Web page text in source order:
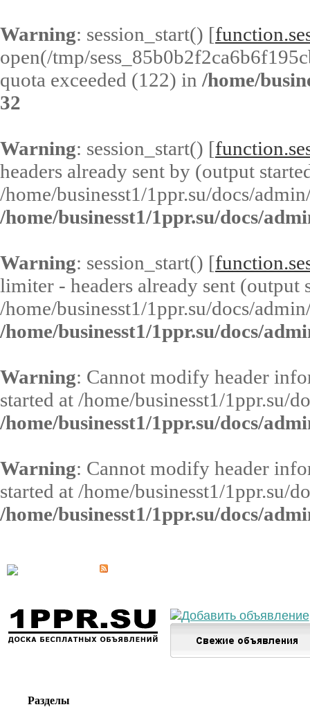
Warning: session_start() [
open(/tmp/
quota exceeded (122) in /home/
32
Warning: session_start() [
headers already sent by (output
/home/businesst1/1ppr.su/docs/
/home/businesst1/1ppr.su/docs/
Warning: session_start() [
limiter - headers already sent (output
/home/businesst1/1ppr.su/docs/
/home/businesst1/1ppr.su/docs/
Warning: Cannot modify header
started at /home/businesst1/1ppr.su/
/home/businesst1/1ppr.su/docs/
Warning: Cannot modify header
started at /home/businesst1/1ppr.su/
/home/businesst1/1ppr.su/docs/
Разделы